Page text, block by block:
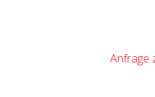
Anfrage